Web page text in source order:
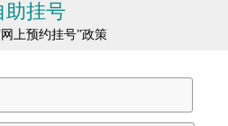
助挂号
上预约挂号”政策